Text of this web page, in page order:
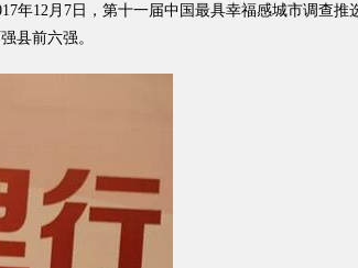
年12月7日，第十一届中国最具幸福感城市调查推
县前六强。